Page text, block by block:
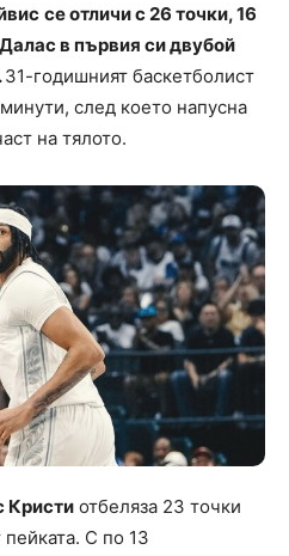
се отличи с 26 точки, 16
в първия си двубой
31-годишният баскетболист
след което напусна
на тялото.
Кристи отбеляза 23 точки
С по 13